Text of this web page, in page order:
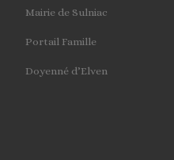
Mairie de Sulniac
Portail Famille
Doyenné d’Elven